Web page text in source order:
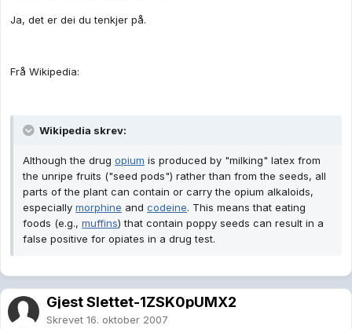
Ja, det er dei du tenkjer på.
Frå Wikipedia:
Wikipedia skrev:
Although the drug opium is produced by "milking" latex from
the unripe fruits ("seed pods") rather than from the seeds, all
parts of the plant can contain or carry the opium alkaloids,
especially morphine and codeine. This means that eating
foods (e.g., muffins) that contain poppy seeds can result in a
false positive for opiates in a drug test.
Gjest Slettet-1ZSK0pUMX2
Skrevet 16. oktober 2007